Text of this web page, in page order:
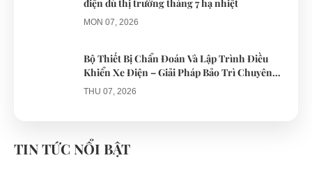
điện dù thị trường tháng 7 hạ nhiệt
MON 07, 2026
Bộ Thiết Bị Chẩn Đoán Và Lập Trình Điều
Khiển Xe Điện – Giải Pháp Bảo Trì Chuyên
Nghiệp
THU 07, 2026
gổ khi đón du khách ở Quy Nhơn
TIN TỨC NỔI BẬT